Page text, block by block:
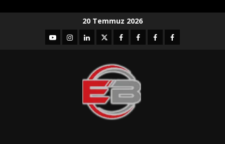
20 Temmuz 2026
YouTubeInstagram
LinkedIntwitterfacebook-Facebook-
Facebook-Facebook-